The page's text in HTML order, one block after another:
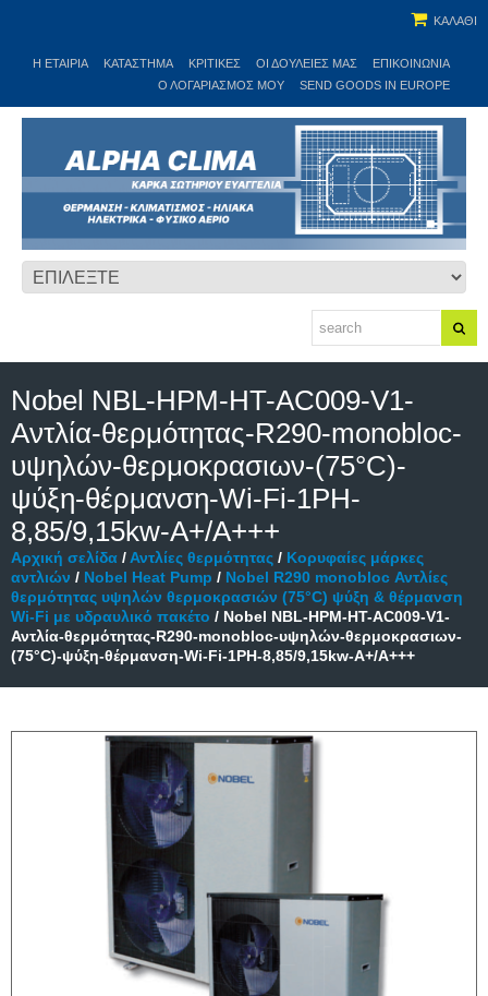
ΚΑΛΑΘΙ
Η ΕΤΑΙΡΊΑ ΚΑΤΆΣΤΗΜΑ ΚΡΙΤΙΚΕΣ ΟΙ ΔΟΥΛΕΙΈΣ ΜΑΣ
ΕΠΙΚΟΙΝΩΝΊΑ
Ο ΛΟΓΑΡΙΑΣΜΌΣ ΜΟΥ
SEND GOODS IN EUROPE
Nobel NBL-HPM-HT-AC009-V1-
Αντλία-θερμότητας-R290-monobloc-
υψηλών-θερμοκρασιων-(75°C)-
ψύξη-θέρμανση-Wi-Fi-1PH-
8,85/9,15kw-A+/A+++
Αρχική σελίδα / Αντλίες θερμότητας / Κορυφαίες μάρκες
αντλιών / Nobel Heat Pump / Nobel R290 monobloc Αντλίες
θερμότητας υψηλών θερμοκρασιών (75°C) ψύξη & θέρμανση
Wi-Fi με υδραυλικό πακέτο / Nobel NBL-HPM-HT-AC009-V1-
Αντλία-θερμότητας-R290-monobloc-υψηλών-θερμοκρασιων-
(75°C)-ψύξη-θέρμανση-Wi-Fi-1PH-8,85/9,15kw-A+/A+++